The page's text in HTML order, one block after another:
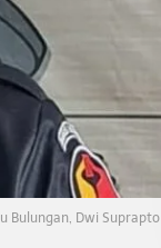
Bulungan, Dwi Suprapto